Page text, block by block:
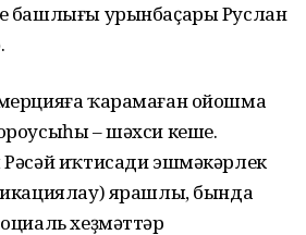
башлығы урынбаҫары Руслан
ҡарамаған ойошма
– шәхси кеше.
иҡтисади эшмәкәрлек
ярашлы, бында
хеҙмәттәр